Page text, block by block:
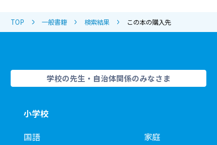
TOP 一般書籍 検索結果 この本の購入先
学校の先生・自治体関係のみなさま
小学校
国語
家庭